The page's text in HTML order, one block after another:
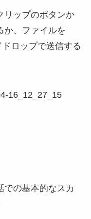
リップのボタンか
か、ファイルを
ロップで送信する
での基本的なスカ